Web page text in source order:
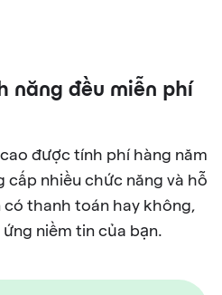
năng đều miễn phí
được tính phí hàng năm
cấp nhiều chức năng và hỗ
thanh toán hay không,
niềm tin của bạn.